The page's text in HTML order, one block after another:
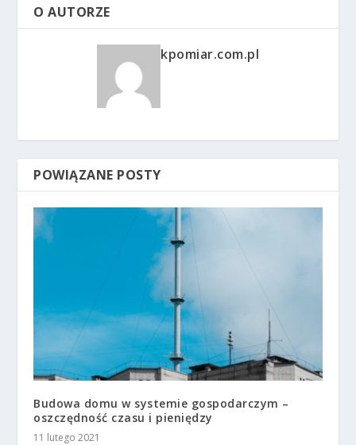
O AUTORZE
kpomiar.com.pl
POWIĄZANE POSTY
Budowa domu w systemie gospodarczym –
oszczędność czasu i pieniędzy
11 lutego 2021